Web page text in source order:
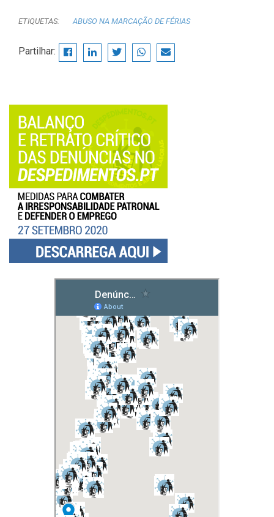
ETIQUETAS: ABUSO NA MARCAÇÃO DE FÉRIAS
Partilhar: